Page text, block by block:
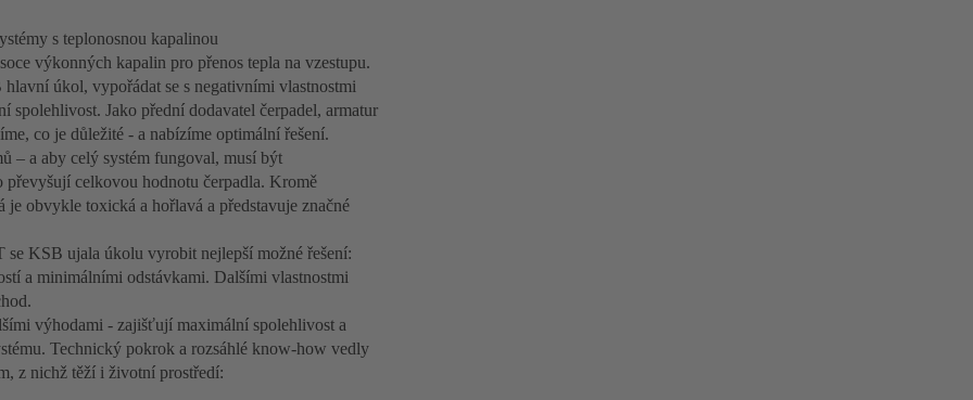
s teplonosnou kapalinou
výkonných kapalin pro přenos tepla na vzestupu.
úkol, vypořádat se s negativními vlastnostmi
Jako přední dodavatel čerpadel, armatur
co je důležité - a nabízíme optimální řešení.
– a aby celý systém fungoval, musí být
celkovou hodnotu čerpadla. Kromě
obvykle toxická a hořlavá a představuje značné
KSB ujala úkolu vyrobit nejlepší možné řešení:
a minimálními odstávkami. Dalšími vlastnostmi
výhodami - zajišťují maximální spolehlivost a
Technický pokrok a rozsáhlé know-how vedly
z nichž těží i životní prostředí: